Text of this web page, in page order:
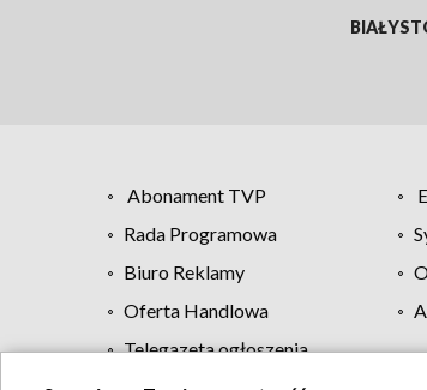
Abonament TVP
Rada Programowa
Biuro Reklamy
Oferta Handlowa
Telegazeta ogłoszenia